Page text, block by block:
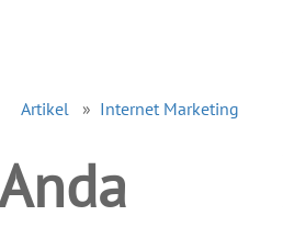
Artikel » Internet Marketing